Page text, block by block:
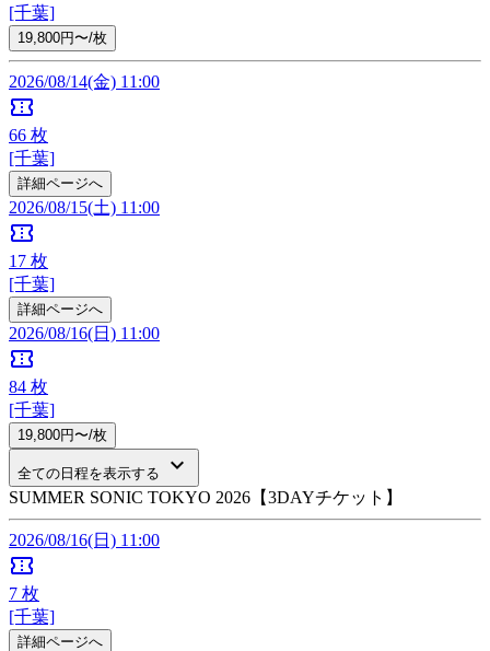
[千葉]
19,800円〜/枚
2026/08/14(金) 11:00
confirmation_number
66 枚
[千葉]
詳細ページへ
2026/08/15(土) 11:00
confirmation_number
17 枚
[千葉]
詳細ページへ
2026/08/16(日) 11:00
confirmation_number
84 枚
[千葉]
19,800円〜/枚
全ての日程を表示する keyboard_arrow_down
SUMMER SONIC TOKYO 2026【3DAYチケット】
2026/08/16(日) 11:00
confirmation_number
7 枚
[千葉]
詳細ページへ